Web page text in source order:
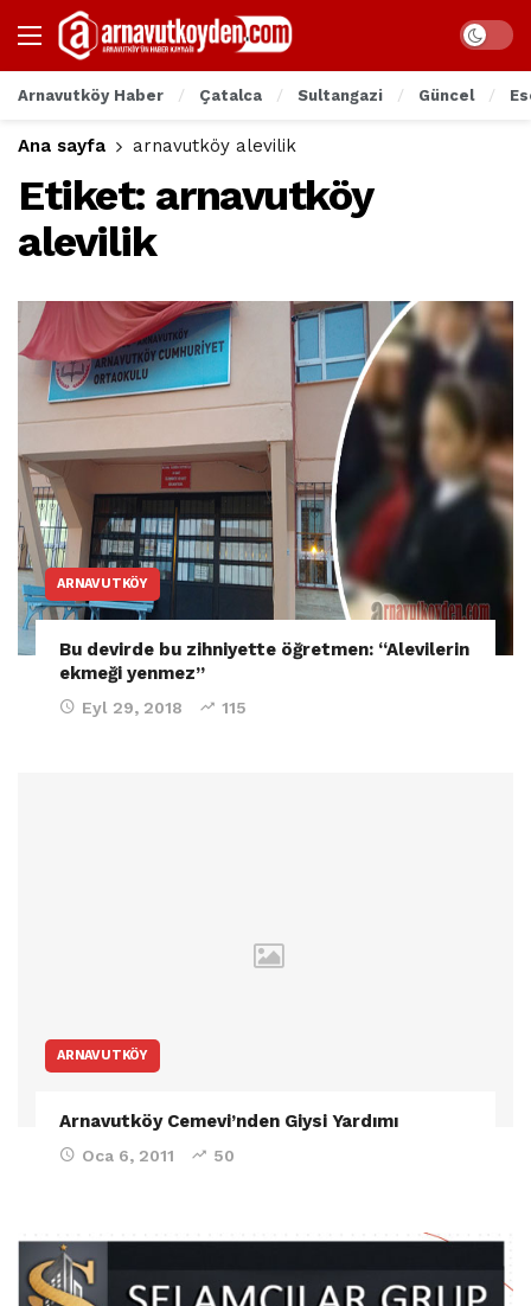
Arnavutköy Haber Çatalca Sultangazi Güncel
Ana sayfa arnavutköy alevilik
Etiket: arnavutköy
alevilik
ARNAVUTKÖY
Bu devirde bu zihniyette öğretmen: “Alevilerin
ekmeği yenmez”
Eyl 29, 2018 115
ARNAVUTKÖY
Arnavutköy Cemevi’nden Giysi Yardımı
Oca 6, 2011 50